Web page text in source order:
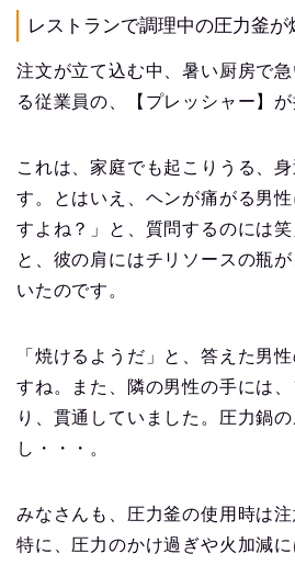
レストランで調理中の圧力釜が
注文が立て込む中、暑い厨房で
る従業員の、【プレッシャー】が
これは、家庭でも起こりうる、
す。とはいえ、ヘンが痛がる男
すよね？」と、質問するのには
と、彼の肩にはチリソースの瓶
いたのです。
「焼けるようだ」と、答えた男
すね。また、隣の男性の手には
り、貫通していました。圧力鍋
し・・・。
みなさんも、圧力釜の使用時は注
特に、圧力のかけ過ぎや火加減